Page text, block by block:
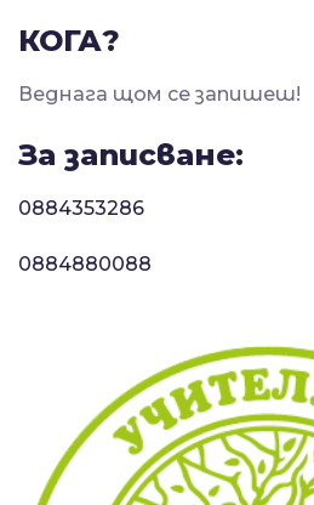
КОГА?
Веднага щом се запишеш!
За записване:
0884353286
0884880088